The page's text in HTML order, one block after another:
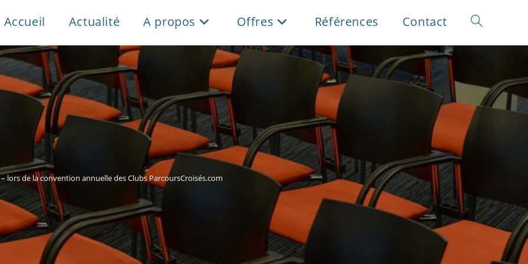
Accueil Actualité A propos Offres Références Contact Toggle
search
lors de la convention annuelle des Clubs ParcoursCroisés.com